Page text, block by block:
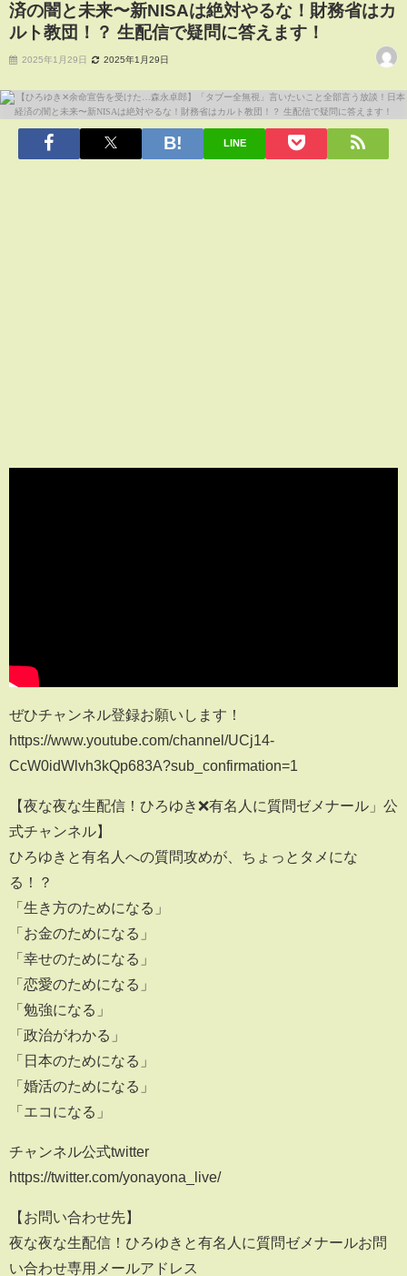
済の闇と未来〜新NISAは絶対やるな！財務省はカ
ルト教団！？ 生配信で疑問に答えます！
2025年1月29日 2025年1月29日
LINE
ぜひチャンネル登録お願いします！
https://www.youtube.com/channel/UCj14-
CcW0idWlvh3kQp683A?sub_confirmation=1
【夜な夜な生配信！ひろゆき❌有名人に質問ゼメナール」公
式チャンネル】
ひろゆきと有名人への質問攻めが、ちょっとタメにな
る！？
「生き方のためになる」
「お金のためになる」
「幸せのためになる」
「恋愛のためになる」
「勉強になる」
「政治がわかる」
「日本のためになる」
「婚活のためになる」
「エコになる」
チャンネル公式twitter
https://twitter.com/yonayona_live/
【お問い合わせ先】
夜な夜な生配信！ひろゆきと有名人に質問ゼメナールお問
い合わせ専用メールアドレス